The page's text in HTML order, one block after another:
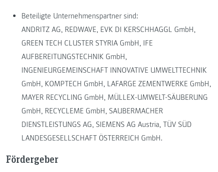
Beteiligte Unternehmenspartner sind:
ANDRITZ AG, REDWAVE, EVK DI KERSCHHAGGL GmbH,
GREEN TECH CLUSTER STYRIA GmbH, IFE
AUFBEREITUNGSTECHNIK GmbH,
INGENIEURGEMEINSCHAFT INNOVATIVE UMWELTTECHNIK
GmbH, KOMPTECH GmbH, LAFARGE ZEMENTWERKE GmbH,
MAYER RECYCLING GmbH, MÜLLEX-UMWELT-SÄUBERUNG
GmbH, RECYCLEME GmbH, SAUBERMACHER
DIENSTLEISTUNGS AG, SIEMENS AG Austria, TÜV SÜD
LANDESGESELLSCHAFT ÖSTERREICH GmbH.
Fördergeber